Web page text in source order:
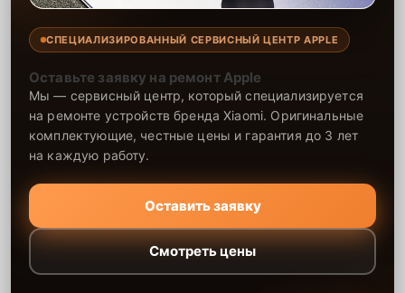
гарантию на все выполненные работы и использованные
запчасти сроком до 2-3 лет, что подтверждает качество и
быстро и с гарантией долговечности. Мы стремимся предоставить
клиентам лучший сервис, делая ремонт максимально удобным и
качественным.
СПЕЦИАЛИЗИРОВАННЫЙ СЕРВИСНЫЙ ЦЕНТР APPLE
Оставьте заявку на ремонт Apple
Мы — сервисный центр, который специализируется
на ремонте устройств бренда Xiaomi. Оригинальные
комплектующие, честные цены и гарантия до 3 лет
на каждую работу.
Оставить заявку
Смотреть цены